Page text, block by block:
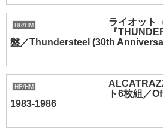
HR/HM
ライオット
『
盤／Thundersteel (30th
HR/HM
ト6枚組／
1983-1986